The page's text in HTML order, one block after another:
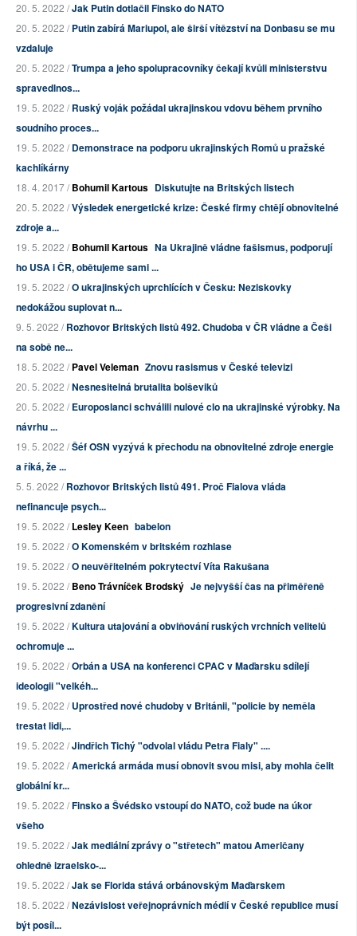
20. 5. 2022 /Jak Putin dotlačil Finsko do NATO
20. 5. 2022 /Putin zabírá Mariupol, ale širší vítězství na Donbasu se mu
vzdaluje
20. 5. 2022 /Trumpa a jeho spolupracovníky čekají kvůli ministerstvu
spravedlnos...
19. 5. 2022 /Ruský voják požádal ukrajinskou vdovu během prvního
soudního proces...
19. 5. 2022 /Demonstrace na podporu ukrajinských Romů u pražské
kachlíkárny
18. 4. 2017 /Bohumil Kartous Diskutujte na Britských listech
20. 5. 2022 /Výsledek energetické krize: České firmy chtějí obnovitelné
zdroje a...
19. 5. 2022 /Bohumil Kartous Na Ukrajině vládne fašismus, podporují
ho USA i ČR, obětujeme sami ...
19. 5. 2022 /O ukrajinských uprchlících v Česku: Neziskovky
nedokážou suplovat n...
9. 5. 2022 /Rozhovor Britských listů 492. Chudoba v ČR vládne a Češi
na sobě ne...
18. 5. 2022 /Pavel Veleman Znovu rasismus v České televizi
20. 5. 2022 /Nesnesitelná brutalita bolševiků
20. 5. 2022 /Europoslanci schválili nulové clo na ukrajinské výrobky. Na
návrhu ...
19. 5. 2022 /Šéf OSN vyzývá k přechodu na obnovitelné zdroje energie
a říká, že ...
5. 5. 2022 /Rozhovor Britských listů 491. Proč Fialova vláda
nefinancuje psych...
19. 5. 2022 /Lesley Keen babelon
19. 5. 2022 /O Komenském v britském rozhlase
19. 5. 2022 /O neuvěřitelném pokrytectví Víta Rakušana
19. 5. 2022 /Beno Trávníček Brodský Je nejvyšší čas na přiměřeně
progresivní zdanění
19. 5. 2022 /Kultura utajování a obviňování ruských vrchních velitelů
ochromuje ...
19. 5. 2022 /Orbán a USA na konferenci CPAC v Maďarsku sdílejí
ideologii "velkéh...
19. 5. 2022 /Uprostřed nové chudoby v Británii, "policie by neměla
trestat lidi,...
19. 5. 2022 /Jindřich Tichý "odvolal vládu Petra Fialy" ....
19. 5. 2022 /Americká armáda musí obnovit svou misi, aby mohla čelit
globální kr...
19. 5. 2022 /Finsko a Švédsko vstoupí do NATO, což bude na úkor
všeho
19. 5. 2022 /Jak mediální zprávy o "střetech" matou Američany
ohledně izraelsko-...
19. 5. 2022 /Jak se Florida stává orbánovským Maďarskem
18. 5. 2022 /Nezávislost veřejnoprávních médií v České republice musí
být posíl...